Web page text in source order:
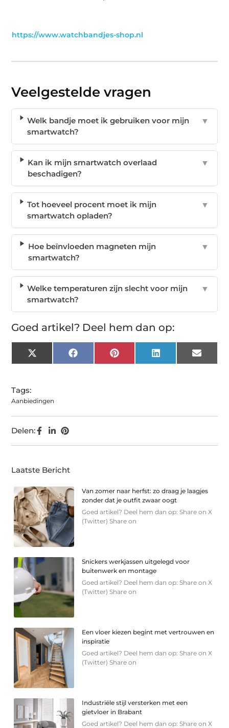
https://www.watchbandjes-shop.nl
Veelgestelde vragen
Welk bandje moet ik gebruiken voor mijn
smartwatch?
▼
Kan ik mijn smartwatch overlaad
beschadigen?
▼
Tot hoeveel procent moet ik mijn
smartwatch opladen?
▼
Hoe beïnvloeden magneten mijn
smartwatch?
▼
Welke temperaturen zijn slecht voor mijn
smartwatch?
▼
Goed artikel? Deel hem dan op:
X
(Twitter)
FacebookPinterest LinkedIn Email
Tags:
Aanbiedingen
Delen:
Laatste Bericht
Van zomer naar herfst: zo draag je laagjes
zonder dat je outfit zwaar oogt
Goed artikel? Deel hem dan op: Share on X
(Twitter) Share on
Snickers werkjassen uitgelegd voor
buitenwerk en montage
Goed artikel? Deel hem dan op: Share on X
(Twitter) Share on
Een vloer kiezen begint met vertrouwen en
inspiratie
Goed artikel? Deel hem dan op: Share on X
(Twitter) Share on
Industriële stijl versterken met een
gietvloer in Brabant
Goed artikel? Deel hem dan op: Share on X